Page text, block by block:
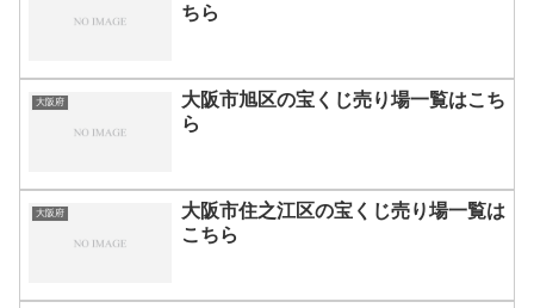
ちら
大阪府
大阪市旭区の宝くじ売り場一覧はこち
ら
大阪府
大阪市住之江区の宝くじ売り場一覧は
こちら